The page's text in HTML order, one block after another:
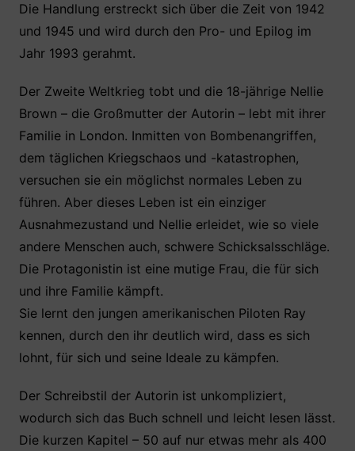
Die Handlung erstreckt sich über die Zeit von 1942
und 1945 und wird durch den Pro- und Epilog im
Jahr 1993 gerahmt.
Der Zweite Weltkrieg tobt und die 18-jährige Nellie
Brown – die Großmutter der Autorin – lebt mit ihrer
Familie in London. Inmitten von Bombenangriffen,
dem täglichen Kriegschaos und -katastrophen,
versuchen sie ein möglichst normales Leben zu
führen. Aber dieses Leben ist ein einziger
Ausnahmezustand und Nellie erleidet, wie so viele
andere Menschen auch, schwere Schicksalsschläge.
Die Protagonistin ist eine mutige Frau, die für sich
und ihre Familie kämpft.
Sie lernt den jungen amerikanischen Piloten Ray
kennen, durch den ihr deutlich wird, dass es sich
lohnt, für sich und seine Ideale zu kämpfen.
Der Schreibstil der Autorin ist unkompliziert,
wodurch sich das Buch schnell und leicht lesen lässt.
Die kurzen Kapitel – 50 auf nur etwas mehr als 400